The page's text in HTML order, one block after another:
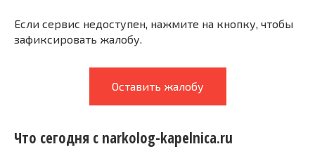
Если сервис недоступен, нажмите на кнопку, чтобы
зафиксировать жалобу.
Оставить жалобу
Что сегодня с narkolog-kapelnica.ru